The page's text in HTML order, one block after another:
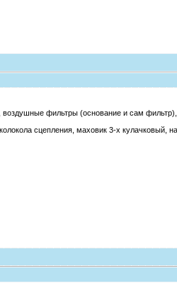
воздушные фильтры (основание и сам
сцепления, маховик 3-х кулачковый,